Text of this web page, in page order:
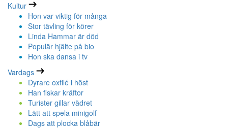
Kultur
Hon var viktig för många
Stor tävling för körer
Linda Hammar är död
Populär hjälte på bio
Hon ska dansa i tv
Vardags
Dyrare oxfilé i höst
Han fiskar kräftor
Turister gillar vädret
Lätt att spela minigolf
Dags att plocka blåbär